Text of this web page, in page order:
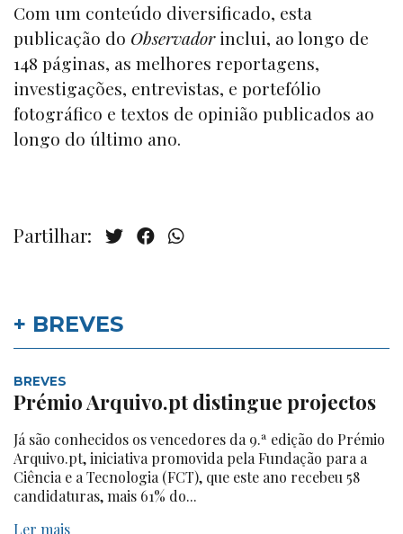
Com um conteúdo diversificado, esta
publicação do Observadorinclui, ao longo de
148 páginas, as melhores reportagens,
investigações, entrevistas, e portefólio
fotográfico e textos de opinião publicados ao
longo do último ano.
Partilhar:
+ BREVES
BREVES
Prémio Arquivo.pt distingue projectos
Já são conhecidos os vencedores da 9.ª edição do Prémio
Arquivo.pt, iniciativa promovida pela Fundação para a
Ciência e a Tecnologia (FCT), que este ano recebeu 58
candidaturas, mais 61% do...
Ler mais